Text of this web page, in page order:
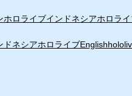
ホロライブインドネシアホロラ
ドネシアホロライブEnglish